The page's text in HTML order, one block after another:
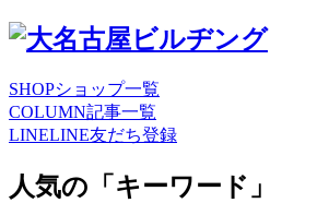
SHOPショップ一覧
COLUMN記事一覧
LINELINE友だち登録
人気の「キーワード」